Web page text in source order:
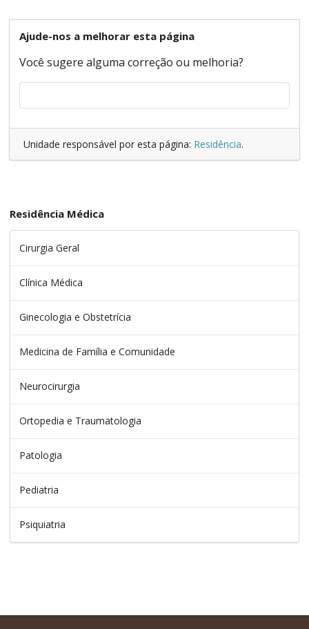
Ajude-nos a melhorar esta página
Você sugere alguma correção ou melhoria?
Unidade responsável por esta página: Residência.
Residência Médica
Cirurgia Geral
Clínica Médica
Ginecologia e Obstetrícia
Medicina de Família e Comunidade
Neurocirurgia
Ortopedia e Traumatologia
Patologia
Pediatria
Psiquiatria